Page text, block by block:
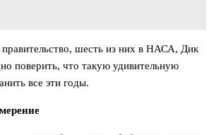
шесть из них в НАСА, Дик
поверить, что такую удивительную
все эти годы.